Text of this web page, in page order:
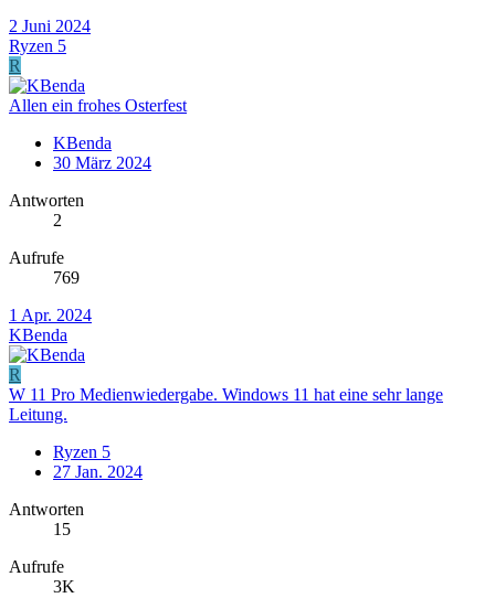
2 Juni 2024
Ryzen 5
R
Allen ein frohes Osterfest
KBenda
30 März 2024
Antworten
2
Aufrufe
769
1 Apr. 2024
KBenda
R
W 11 Pro Medienwiedergabe. Windows 11 hat eine sehr lange
Leitung.
Ryzen 5
27 Jan. 2024
Antworten
15
Aufrufe
3K